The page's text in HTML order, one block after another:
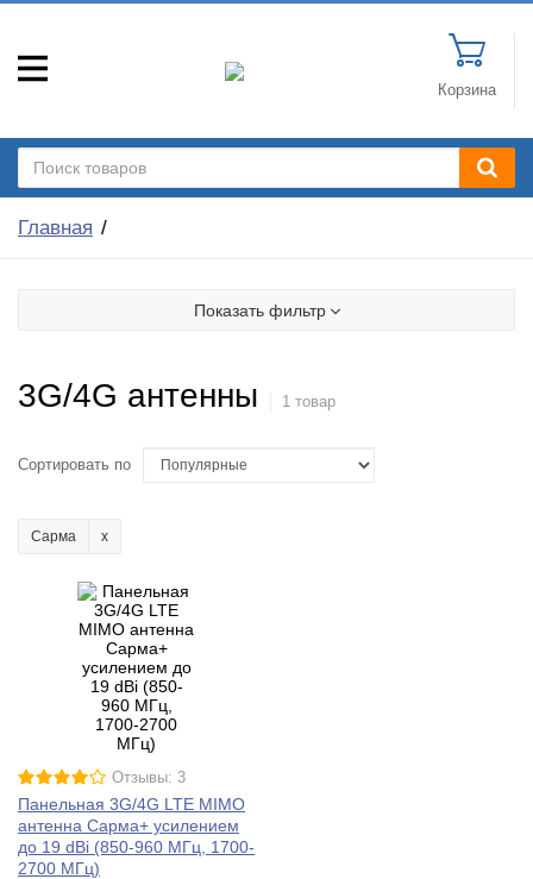
Корзина
Главная
Показать фильтр
3G/4G антенны 1 товар
Сортировать по
Сарма
Отзывы: 3
Панельная 3G/4G LTE MIMO
антенна Сарма+ усилением
до 19 dBi (850-960 МГц, 1700-
2700 МГц)